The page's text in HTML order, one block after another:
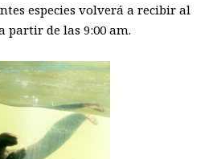
especies volverá a recibir al
partir de las 9:00 am.